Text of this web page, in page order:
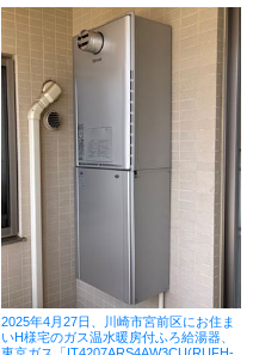
2025年4月27日、川崎市宮前区にお住ま
いH様宅のガス温水暖房付ふろ給湯器、